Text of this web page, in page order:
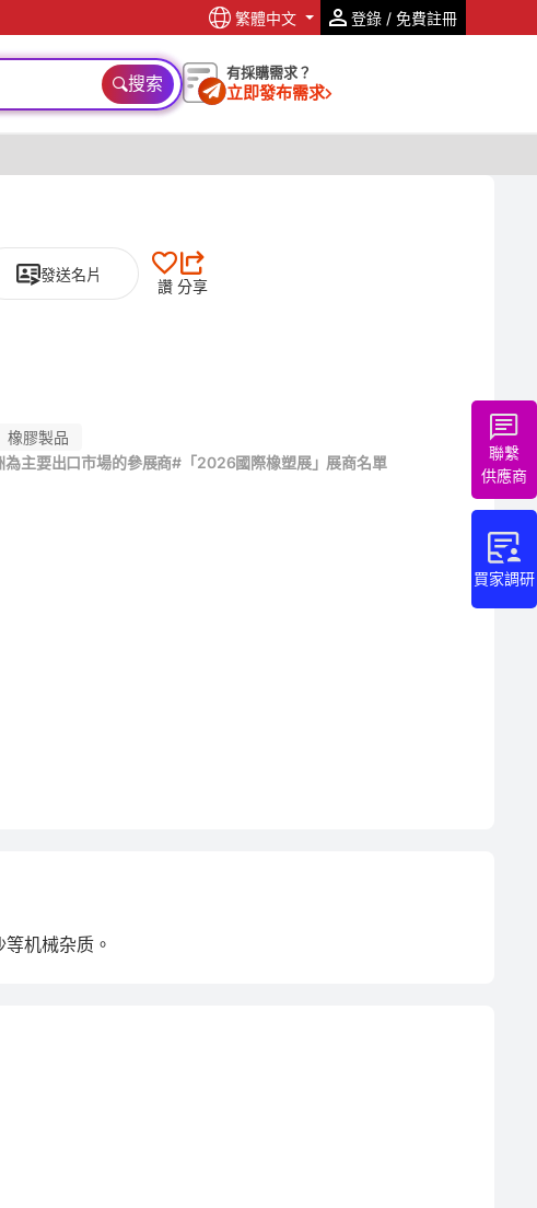
繁體中文 登錄 / 免費註冊
搜索 有採購需求？
立即發布需求
買家調研
聯繫
供應商
發送名片
讚 分享
橡膠製品
為主要出口市場的參展商#「2026國際橡塑展」展商名單
机械杂质。